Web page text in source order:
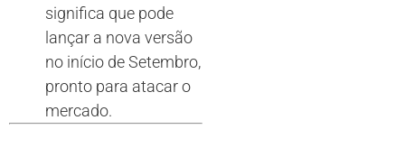
significa que pode
lançar a nova versão
no início de Setembro,
pronto para atacar o
mercado.